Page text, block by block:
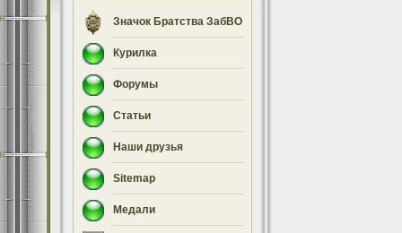
Значок Братства ЗабВО
Курилка
Форумы
Статьи
Наши друзья
Sitemap
Медали